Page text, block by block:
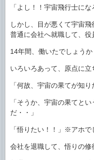
「よし！！宇宙飛行士にな
しかし、目が悪くて宇宙飛
普通に会社へ就職して、役
14年間、働いたでしょうか
いろいろあって、原点に立
「何故、宇宙の果てが知
「そうか、宇宙の果てと
だ・・」
「悟りたい！！」※アホで
会社を退職して、悟りの修